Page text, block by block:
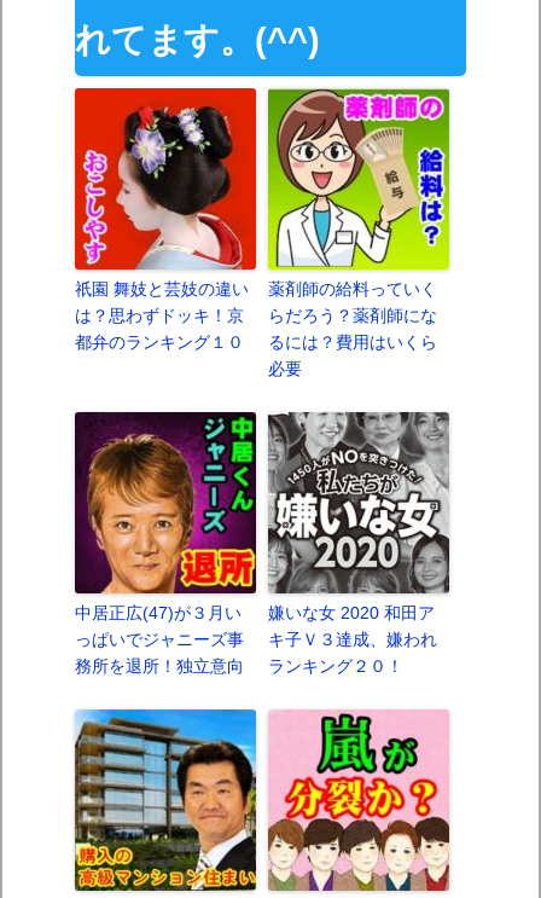
れてます。(^^)
祇園 舞妓と芸妓の違い
は？思わずドッキ！京
都弁のランキング１０
薬剤師の給料っていく
らだろう？薬剤師にな
るには？費用はいくら
必要
中居正広(47)が３月い
っぱいでジャニーズ事
務所を退所！独立意向
嫌いな女 2020 和田ア
キ子Ｖ３達成、嫌われ
ランキング２０！